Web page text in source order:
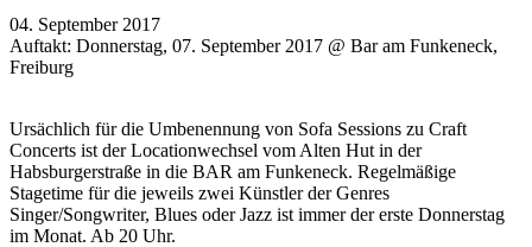
04. September 2017
Auftakt: Donnerstag, 07. September 2017 @ Bar am Funkeneck,
Freiburg
Ursächlich für die Umbenennung von Sofa Sessions zu Craft
Concerts ist der Locationwechsel vom Alten Hut in der
Habsburgerstraße in die BAR am Funkeneck. Regelmäßige
Stagetime für die jeweils zwei Künstler der Genres
Singer/Songwriter, Blues oder Jazz ist immer der erste Donnerstag
im Monat. Ab 20 Uhr.